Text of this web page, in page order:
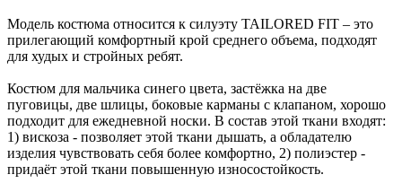
Модель костюма относится к силуэту TAILORED FIT – это
прилегающий комфортный крой среднего объема, подходят
для худых и стройных ребят.
Костюм для мальчика синего цвета, застёжка на две
пуговицы, две шлицы, боковые карманы с клапаном, хорошо
подходит для ежедневной носки. В состав этой ткани входят:
1) вискоза - позволяет этой ткани дышать, а обладателю
изделия чувствовать себя более комфортно, 2) полиэстер -
придаёт этой ткани повышенную износостойкость.